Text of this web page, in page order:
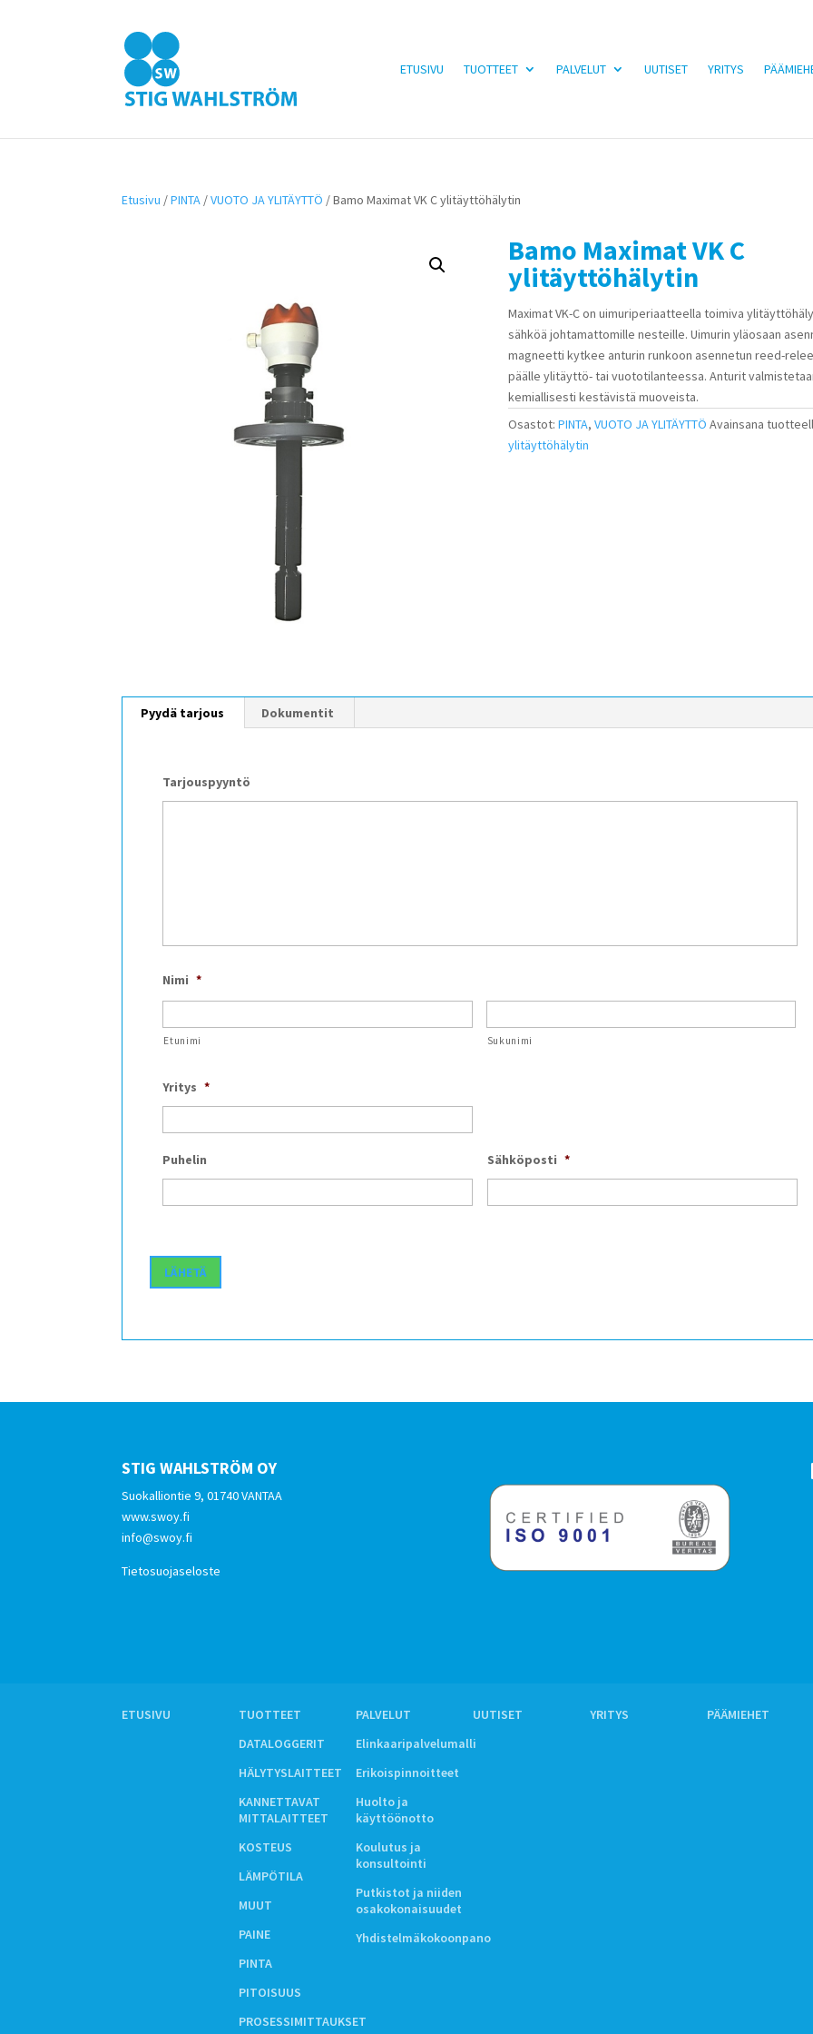
ETUSIVU TUOTTEET PALVELUT UUTISET YRITYS
Etusivu /PINTA /VUOTO JA YLITÄYTTÖ / Bamo Maximat VK C ylitäyttöhälytin
Bamo Maximat VK C
ylitäyttöhälytin
Maximat VK-C on uimuriperiaatteella toimiva
sähköä johtamattomille nesteille. Uimurin yläosaan
magneetti kytkee anturin runkoon asennetun reed-
päälle ylitäyttö- tai vuototilanteessa. Anturit
kemiallisesti kestävistä muoveista.
Osastot:PINTA,VUOTO JA YLITÄYTTÖ Avainsana
ylitäyttöhälytin
Pyydä tarjous Dokumentit
Tarjouspyyntö
Nimi *
Etunimi Sukunimi
Yritys *
Puhelin Sähköposti *
STIG WAHLSTRÖM OY
Suokalliontie 9, 01740 VANTAA
www.swoy.fi
info@swoy.fi
Tietosuojaseloste
ETUSIVU
TUOTTEET
DATALOGGERIT
HÄLYTYSLAITTEET
KANNETTAVAT
MITTALAITTEET
KOSTEUS
LÄMPÖTILA
MUUT
PAINE
PINTA
PITOISUUS
PROSESSIMITTAUKSET
PALVELUT
Elinkaaripalvelumalli
Erikoispinnoitteet
Huolto ja
käyttöönotto
Koulutus ja
konsultointi
Putkistot ja niiden
osakokonaisuudet
Yhdistelmäkokoonpano
UUTISET YRITYS PÄÄMIEHET